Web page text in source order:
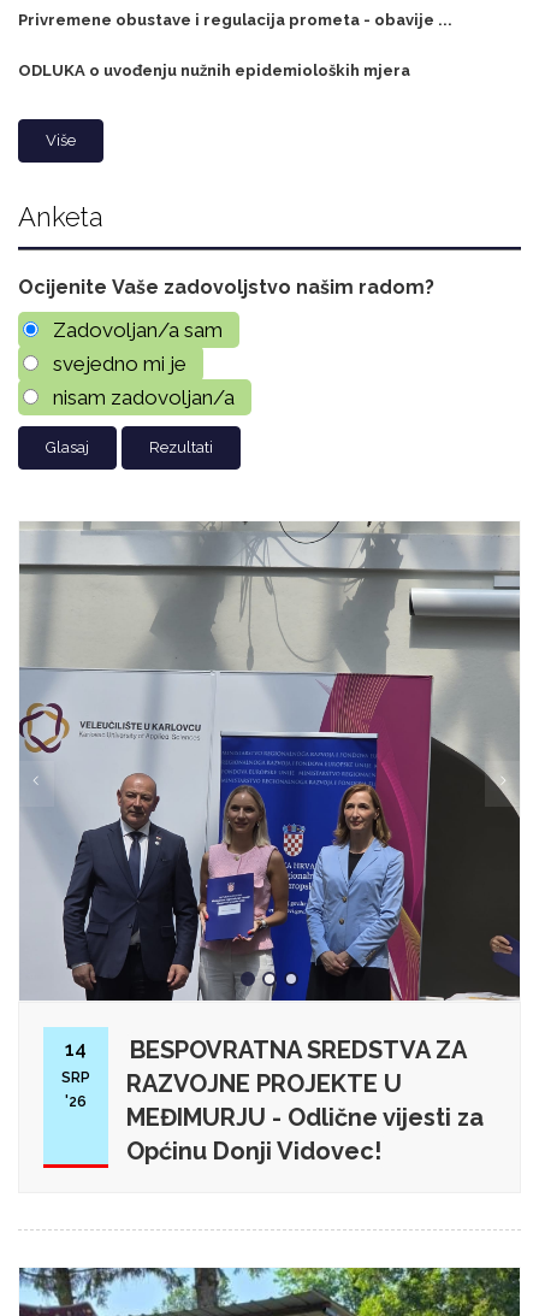
Privremene obustave i regulacija prometa - obavije ...
ODLUKA o uvođenju nužnih epidemioloških mjera
Više
Anketa
Ocijenite Vaše zadovoljstvo našim radom?
Zadovoljan/a sam
svejedno mi je
nisam zadovoljan/a
Rezultati
14
SRP
'26
BESPOVRATNA SREDSTVA ZA
RAZVOJNE PROJEKTE U
MEĐIMURJU - Odlične vijesti za
Općinu Donji Vidovec!